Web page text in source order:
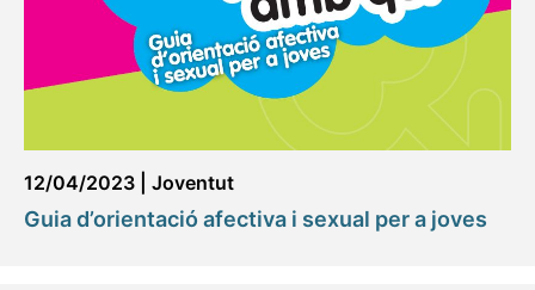
12/04/2023 Joventut
Guia d’orientació afectiva i sexual per a joves